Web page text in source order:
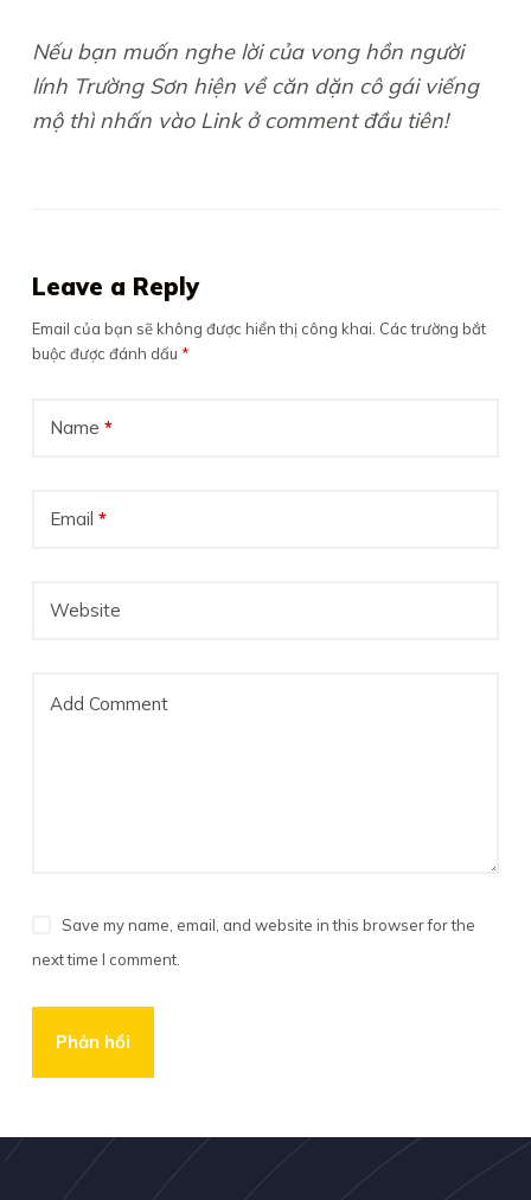
Nếu bạn muốn nghe lời của vong hồn người
lính Trường Sơn hiện về căn dặn cô gái viếng
mộ thì nhấn vào Link ở comment đầu tiên!
Leave a Reply
Email của bạn sẽ không được hiển thị công khai. Các trường bắt
buộc được đánh dấu *
Name *
Email *
Website
Add Comment
Save my name, email, and website in this browser for the
next time I comment.
Phản hồi